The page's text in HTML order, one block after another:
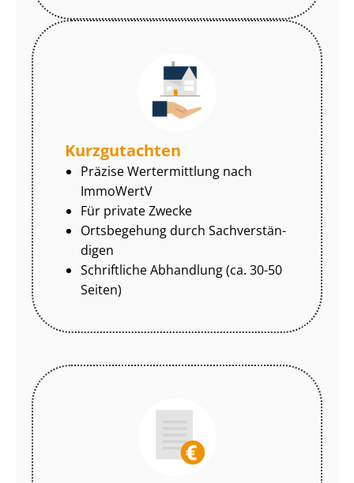
Kurzgutachten
Präzise Wertermittlung nach
ImmoWertV
Für private Zwecke
Ortsbegehung durch Sach­ver­stän­
di­gen
Schriftliche Abhandlung (ca. 30-50
Seiten)